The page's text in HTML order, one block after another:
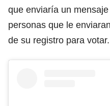
que enviaría un
personas que le
de su registro para votar.